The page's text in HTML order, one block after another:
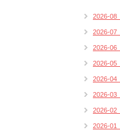
2026-08
2026-07
2026-06
2026-05
2026-04
2026-03
2026-02
2026-01